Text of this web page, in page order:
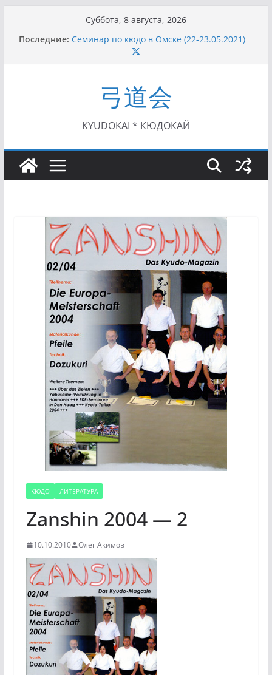
содержимому
Суббота, 8 августа, 2026
Последние: Семинар по кюдо в Омске (22-23.05.2021)
Чемпионат Росcии, Дёмино (2-5.09.2021)
II Кубок Посла Японии в России по Кюдо,
Орёл (25.07.2021)
I этап Кубка Московской области по Кюдо /
Сейдокан II (27.06.2021)
弓道会
KYUDOKAI * КЮДОКАЙ
КЮДО ЛИТЕРАТУРА
Zanshin 2004 — 2
10.10.2010 Олег Акимов